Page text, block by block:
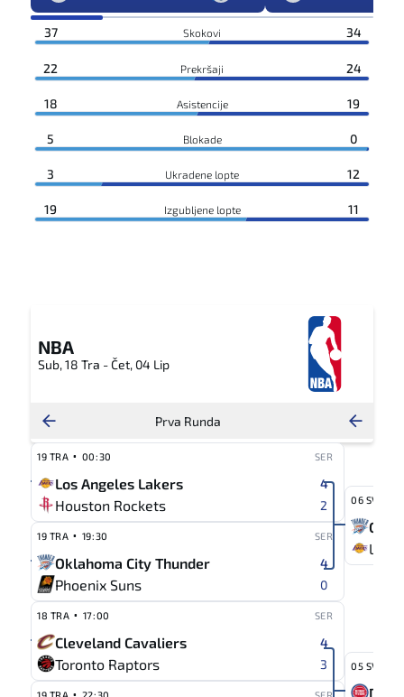
37 Skokovi 34
22 Prekršaji 24
18 Asistencije 19
5 Blokade 0
3 Ukradene lopte 12
19 Izgubljene lopte 11
NBA
Sub, 18 Tra - Čet, 04 Lip
Prva Runda
19 TRA · 00:30 SER
Los Angeles Lakers 4
Houston Rockets 2
19 TRA · 19:30 SER
Oklahoma City Thunder 4
Phoenix Suns 0
18 TRA · 17:00 SER
Cleveland Cavaliers 4
Toronto Raptors 3
06 SVI
Los
05 SVI